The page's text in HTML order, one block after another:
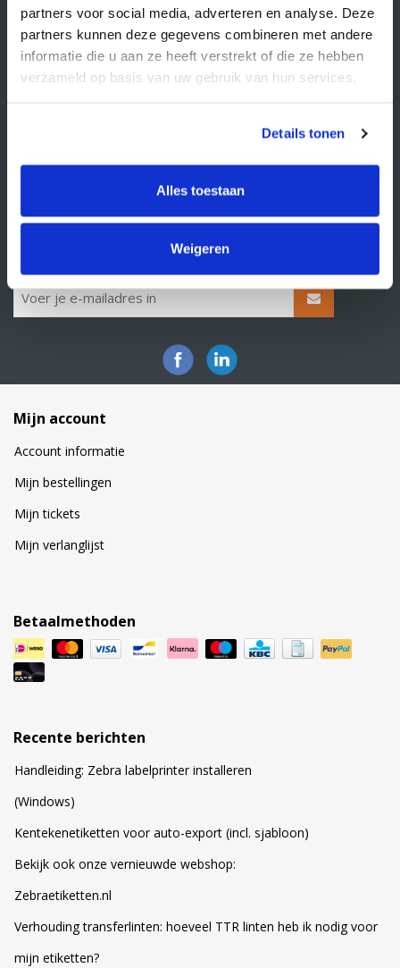
partners voor social media, adverteren en analyse. Deze
partners kunnen deze gegevens combineren met andere
informatie die u aan ze heeft verstrekt of die ze hebben
verzameld op basis van uw gebruik van hun services.
Details tonen
Alles toestaan
Weigeren
Contact
Over Supply Service B.V.
Veelgestelde vragen
Privacy statement
Schrijf je in voor onze nieuwsbrief
Mijn account
Account informatie
Mijn bestellingen
Mijn tickets
Mijn verlanglijst
Betaalmethoden
Recente berichten
Handleiding: Zebra labelprinter installeren
(Windows)
Kentekenetiketten voor auto-export (incl. sjabloon)
Bekijk ook onze vernieuwde webshop:
Zebraetiketten.nl
Verhouding transferlinten: hoeveel TTR linten heb ik nodig voor
mijn etiketten?